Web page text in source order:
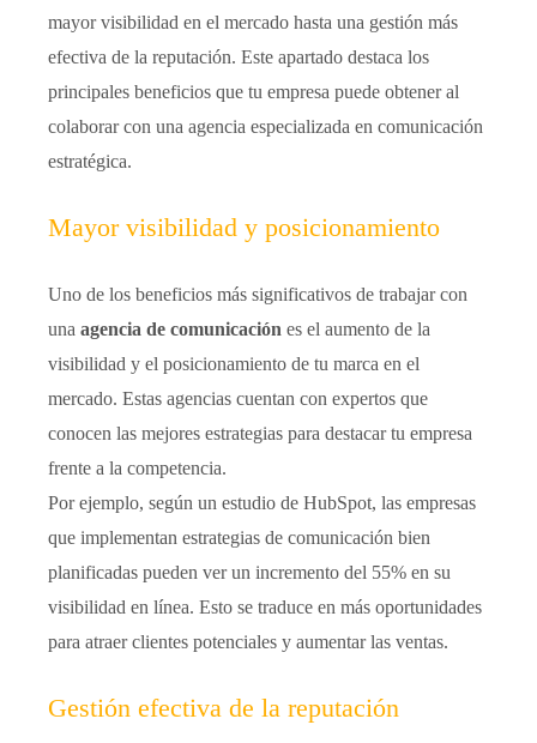
mayor visibilidad en el mercado hasta una gestión más
efectiva de la reputación. Este apartado destaca los
principales beneficios que tu empresa puede obtener al
colaborar con una agencia especializada en comunicación
estratégica.
Mayor visibilidad y posicionamiento
Uno de los beneficios más significativos de trabajar con
una agencia de comunicación es el aumento de la
visibilidad y el posicionamiento de tu marca en el
mercado. Estas agencias cuentan con expertos que
conocen las mejores estrategias para destacar tu empresa
frente a la competencia.
Por ejemplo, según un estudio de HubSpot, las empresas
que implementan estrategias de comunicación bien
planificadas pueden ver un incremento del 55% en su
visibilidad en línea. Esto se traduce en más oportunidades
para atraer clientes potenciales y aumentar las ventas.
Gestión efectiva de la reputación